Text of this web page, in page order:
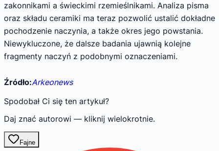
zakonnikami a świeckimi rzemieślnikami. Analiza pisma
oraz składu ceramiki ma teraz pozwolić ustalić dokładne
pochodzenie naczynia, a także okres jego powstania.
Niewykluczone, że dalsze badania ujawnią kolejne
fragmenty naczyń z podobnymi oznaczeniami.
Źródło:Arkeonews
Spodobał Ci się ten artykuł?
Daj znać autorowi — kliknij wielokrotnie.
Fajne